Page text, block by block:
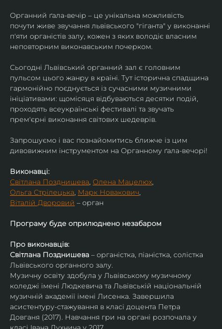
​Органний ґала-вечір – це унікальна можливість
почути живе звучання львівського "гіганта" у виконанні
п'яти органістів залу, кожен з яких володіє власним
неповторним виконавським почерком.
​Сьогодні Львівський органний зал є головним
пульсом цього жанру в країні. Тут історична спадщина
гармонійно поєднується із сучасними музичними
ініціативами: щомісяця відбуваються десятки подій,
проходять всеукраїнські фестивалі та звучать
прем'єрні виконання світових шедеврів.
​Запрошуємо і вас познайомитись ближче із цим
дивовижним інструментом на Органному ґала-вечорі!
Виконавці:
Світлана Позднишева, Олена Мацелюх,
Ольга Стрілецька, Марк Новакович,
Віталій Дворовий – орган
Програму буде оприлюднено незабаром
Про виконавців:
Світлана Позднишева – органістка, піаністка, солістка
Львівського органного залу.
Музичну освіту здобула у Львівському музичному
коледжі імені Людкевича та Львівській національній
музичній академії імені Лисенка. Завершила
асистентуру-стажування в класі доцента Петра
Довганя (2017). Навчання гри на органі розпочала у